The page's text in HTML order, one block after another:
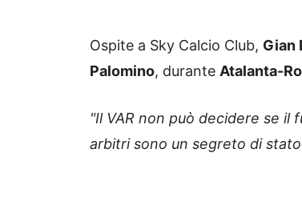
Ospite a Sky Calcio Club, Gian
Palomino, durante Atalanta-
"Il VAR non può decidere se il
arbitri sono un segreto di